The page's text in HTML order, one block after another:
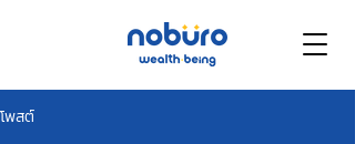
โพสต์